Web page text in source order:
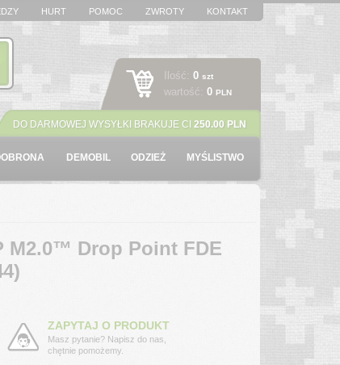
HURT POMOC ZWROTY KONTAKT
Ilość: 0 szt
wartość: 0 PLN
DO DARMOWEJ WYSYŁKI BRAKUJE CI 250.00 PLN
DEMOBIL ODZIEŻ MYŚLISTWO
M2.0™ Drop Point FDE
ZAPYTAJ O PRODUKT
Masz pytanie? Napisz do nas,
chętnie pomożemy.